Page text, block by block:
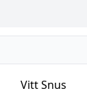
Vitt Snus